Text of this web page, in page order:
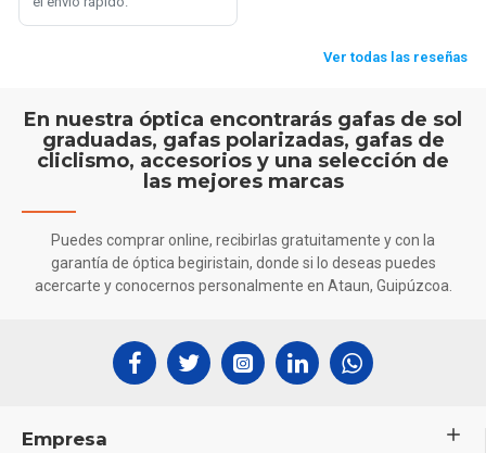
En nuestra óptica encontrarás gafas de sol
graduadas, gafas polarizadas, gafas de
cliclismo, accesorios y una selección de
las mejores marcas
Puedes comprar online, recibirlas gratuitamente y con la
garantía de óptica begiristain, donde si lo deseas puedes
acercarte y conocernos personalmente en Ataun, Guipúzcoa.
Empresa